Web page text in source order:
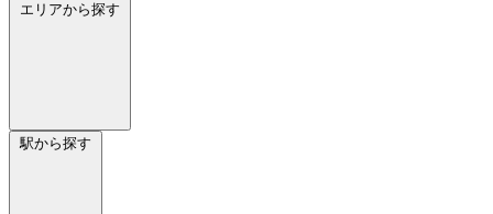
エリアから探す
駅から探す